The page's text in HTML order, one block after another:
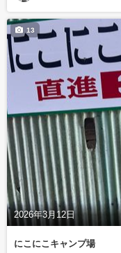
2026年3月12日
13
にこにこキャンプ場